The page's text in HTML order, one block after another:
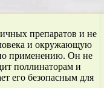
препаратов и не
и окружающую
применению. Он не
поллинаторам и
его безопасным для